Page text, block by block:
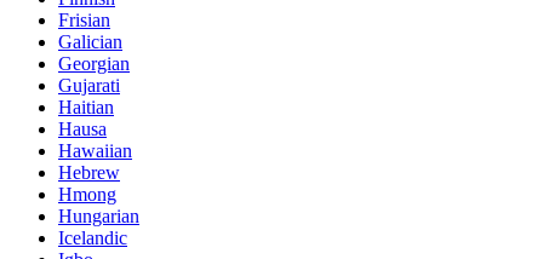
Frisian
Galician
Georgian
Gujarati
Haitian
Hausa
Hawaiian
Hebrew
Hmong
Hungarian
Icelandic